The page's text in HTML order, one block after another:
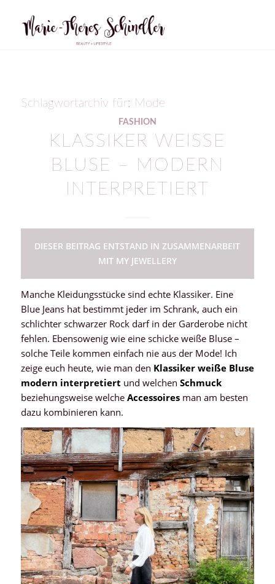
Schlagwortarchiv für: Mode
FASHION
KLASSIKER WEISSE B
LUSE – MODERN I
NTERPRETIERT
DIESER BEITRAG ENTSTAND IN ZUSAMMENARBEIT
MIT MY JEWELLERY
Manche Kleidungsstücke sind echte Klassiker. Eine
Blue Jeans hat bestimmt jeder im Schrank, auch ein
schlichter schwarzer Rock darf in der Garderobe nicht
fehlen. Ebensowenig wie eine schicke weiße Bluse –
solche Teile kommen einfach nie aus der Mode! Ich
zeige euch heute, wie man den Klassiker weiße Bluse
modern interpretiert und welchen Schmuck
beziehungsweise welche Accessoiresman am besten
dazu kombinieren kann.